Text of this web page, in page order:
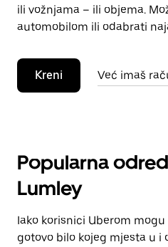
ili vožnjama – ili objema.
automobilom ili odabrati
Kreni Već imaš
Popularna
Lumley
Iako korisnici Uberom
gotovo bilo kojeg mjesta u i